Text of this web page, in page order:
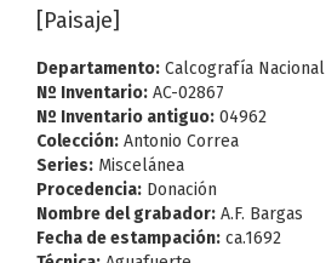
[Paisaje]
Departamento: Calcografía Nacional
Nº Inventario: AC-02867
Nº Inventario antiguo: 04962
Colección: Antonio Correa
Series: Miscelánea
Procedencia: Donación
Nombre del grabador: A.F. Bargas
Fecha de estampación: ca.1692